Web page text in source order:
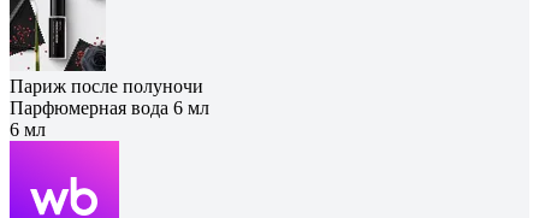
Париж после полуночи
Парфюмерная вода 6 мл
6 мл